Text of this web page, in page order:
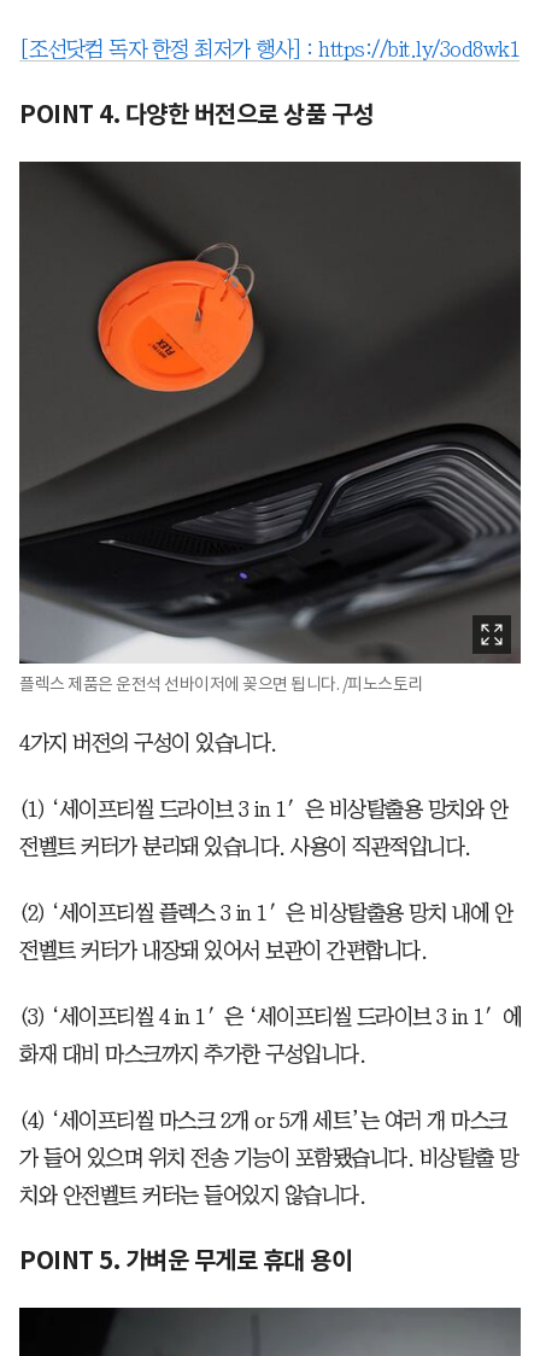
[조선닷컴 독자 한정 최저가 행사] : https://bit.ly/3od8wk1
POINT 4. 다양한 버전으로 상품 구성
플렉스 제품은 운전석 선바이저에 꽂으면 됩니다. /피노스토리
4가지 버전의 구성이 있습니다.
(1) ‘세이프티씰 드라이브 3 in 1′은 비상탈출용 망치와 안
전벨트 커터가 분리돼 있습니다. 사용이 직관적입니다.
(2) ‘세이프티씰 플렉스 3 in 1′은 비상탈출용 망치 내에 안
전벨트 커터가 내장돼 있어서 보관이 간편합니다.
(3) ‘세이프티씰 4 in 1′은 ‘세이프티씰 드라이브 3 in 1′에
화재 대비 마스크까지 추가한 구성입니다.
(4) ‘세이프티씰 마스크 2개 or 5개 세트’는 여러 개 마스크
가 들어 있으며 위치 전송 기능이 포함됐습니다. 비상탈출 망
치와 안전벨트 커터는 들어있지 않습니다.
POINT 5. 가벼운 무게로 휴대 용이